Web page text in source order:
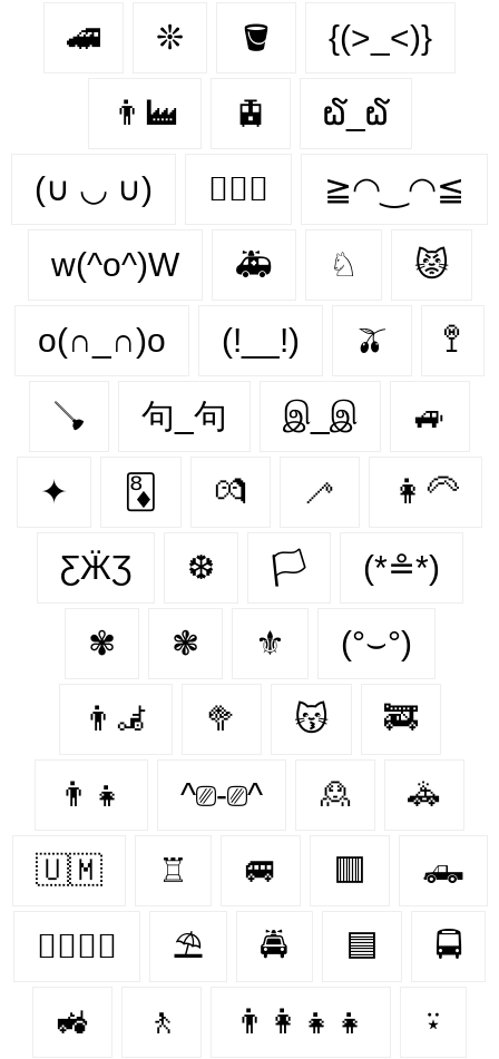
🚄 ❊ 🪣 {(>_<)}
👨‍🏭 🚊 ໖_໖
(∪ ◡ ∪) 👨‍❤️‍👨 ≧◠‿◠≦
w(^o^)W 🚑 ♘ 😾
o(∩_∩)o (!__!) 🫒 🚏
🪠 句_句 இ_இ 🚙
✦ 🃈 💏 🦯 👩‍🦳
ƸӜƷ ❆ 🏳️ (*≗*)
✾ ❃ ⚜️ (°⌣°)
👨‍🦼‍️ 🥦 😽 🚒
👨‍👧 ^⎚-⎚^ 🙎 🚓
🇺🇲 ♖ 🚐 🟥 🛻
👨‍❤️‍💋‍👨 ⛱️ 🚔 🟦 🚍
🚜 🚶‍ 👨‍👩‍👧‍👧 ⍣